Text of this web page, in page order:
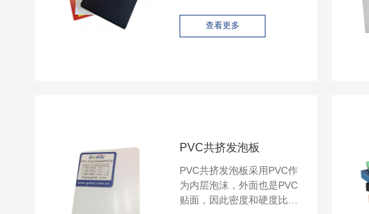
查看更多
PVC共挤发泡板
PVC共挤发泡板采用PVC作
为内层泡沫，外面也是PVC
贴面，因此密度和硬度比其